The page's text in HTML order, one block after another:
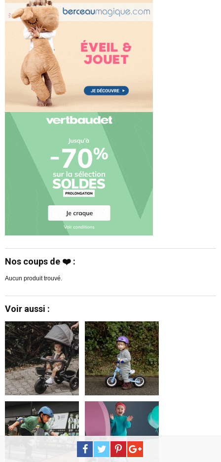
Nos coups de ❤️ :
Aucun produit trouvé.
Voir aussi :